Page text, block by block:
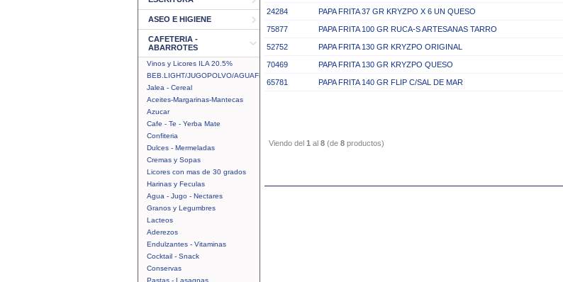
ASEO E HIGIENE
CAFETERIA -
ABARROTES
Vinos y Licores ILA 20.5%
BEB.LIGHT/JUGOPOLVO/AGUAFRUTAL
Jalea - Cereal
Aceites-Margarinas-Mantecas
Azucar
Cafe - Te - Yerba Mate
Confiteria
Dulces - Mermeladas
Cremas y Sopas
Licores con mas de 30 grados
Harinas y Feculas
Agua - Jugo - Nectares
Granos y Legumbres
Lacteos
Aderezos
Endulzantes - Vitaminas
Cocktail - Snack
Conservas
Pastas - Lasagnas
24284 PAPA FRITA 37 GR KRYZPO X 6 UN QUESO
75877 PAPA FRITA 100 GR RUCA-S ARTESANAS TARRO
52752 PAPA FRITA 130 GR KRYZPO ORIGINAL
70469 PAPA FRITA 130 GR KRYZPO QUESO
65781 PAPA FRITA 140 GR FLIP C/SAL DE MAR
Viendo del 1 al 8 (de 8 productos)